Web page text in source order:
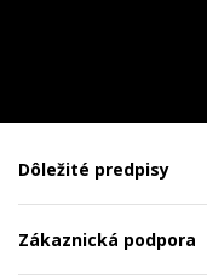
Dôležité predpisy
Zákaznická podpora